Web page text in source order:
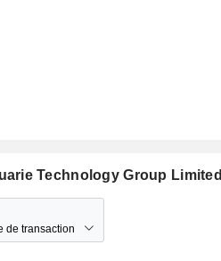
Technology Group Limited
de transaction